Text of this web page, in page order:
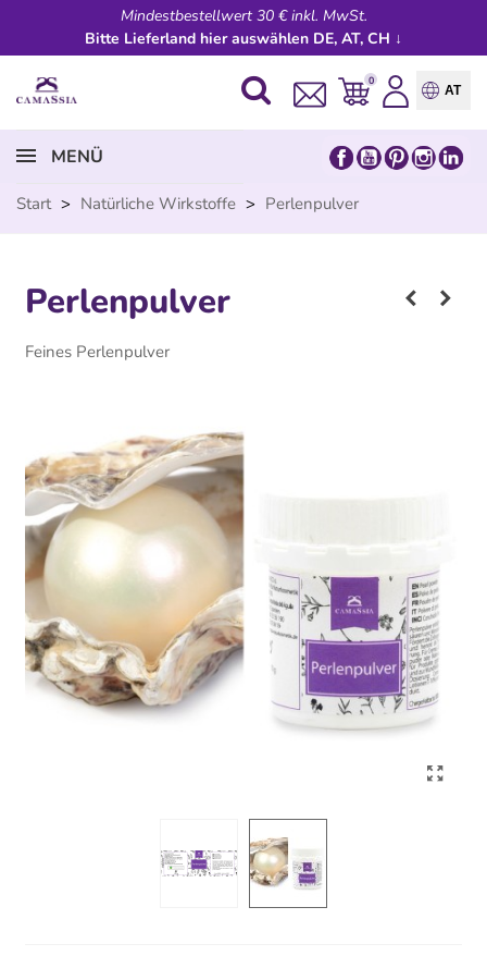
Mindestbestellwert 30 € inkl. MwSt.
Bitte Lieferland hier auswählen DE, AT, CH ↓
0
AT
MENÜ
Start > Natürliche Wirkstoffe > Perlenpulver
Perlenpulver
Feines Perlenpulver